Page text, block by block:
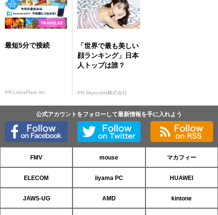
最短5分で接続
PR LotusFlare Inc
「世界で最も美しい
顔ランキング」日本
人トップは誰？
PR Skyrocket株式会社
公式アカウントをフォローして最新情報を手に入れよう
FMV mouse マカフィー
ELECOM iiyama PC HUAWEI
JAWS-UG AMD kintone